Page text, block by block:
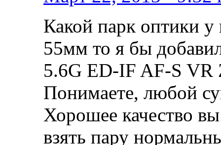
Какой парк оптики у
55мм то я бы
5.6G ED-IF AF-S
Понимаете, любой
Хорошее качество
взять пару